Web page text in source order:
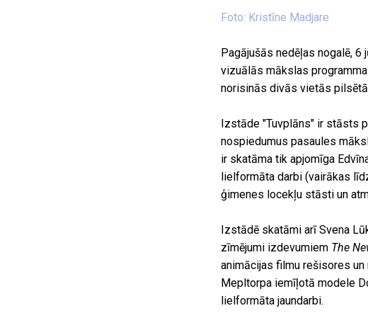
Foto: Kristīne Madjare
Pagājušās nedēļas nogalē,
vizuālās mākslas
norisinās divās vietās
Izstāde "Tuvplāns" ir stāsts
nospiedumus pasaules
ir skatāma tik apjomīga
lielformāta darbi (vairākas
ģimenes locekļu stāsti un
Izstādē skatāmi arī Svena
zīmējumi izdevumiem The
animācijas filmu rešisores
Mepltorpa iemīļotā modele
lielformāta jaundarbi.